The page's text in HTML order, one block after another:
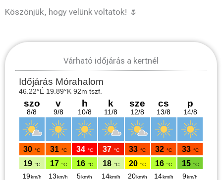
Köszönjük, hogy velünk voltatok! 🌷
Várható időjárás a kertnél